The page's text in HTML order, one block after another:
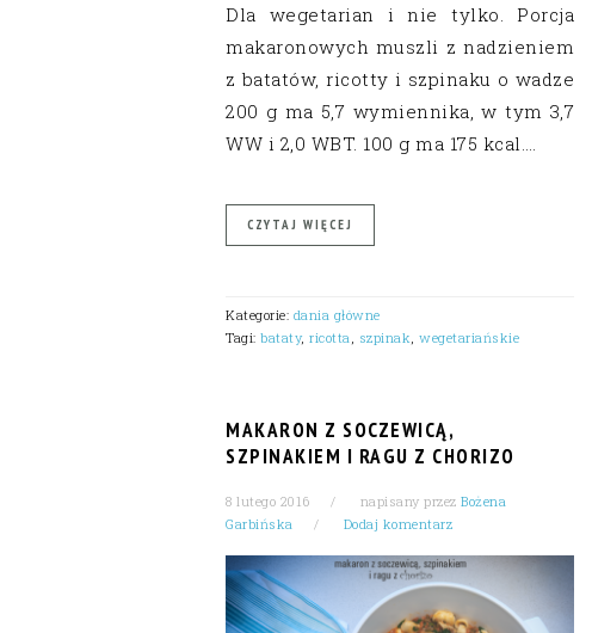
Dla wegetarian i nie tylko. Porcja
makaronowych muszli z nadzieniem
z batatów, ricotty i szpinaku o wadze
200 g ma 5,7 wymiennika, w tym 3,7
WW i 2,0 WBT. 100 g ma 175 kcal….
CZYTAJ WIĘCEJ
Kategorie: dania główne
Tagi: bataty, ricotta szpinak wegetariańskie
MAKARON Z SOCZEWICĄ,
SZPINAKIEM I RAGU Z CHORIZO
8 lutego 2016 napisany przez Bożena
Garbińska
Dodaj komentarz